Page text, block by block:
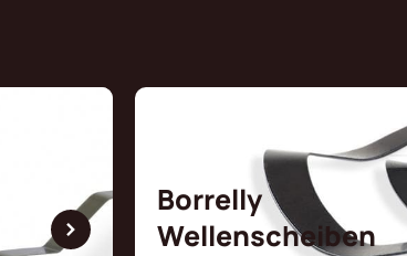
Borrelly
Wellenscheiben